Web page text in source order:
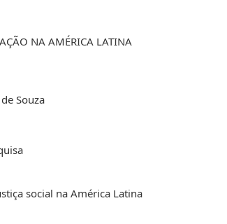
NA AMÉRICA LATINA
Souza
social na América Latina